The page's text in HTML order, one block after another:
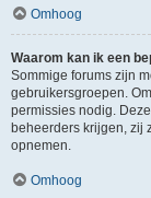
Omhoog
Waarom kan ik een
Sommige forums zijn
gebruikersgroepen.
permissies nodig.
beheerders krijgen, zij
opnemen.
Omhoog